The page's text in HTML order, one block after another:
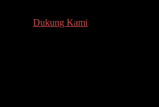
Dukung Kami